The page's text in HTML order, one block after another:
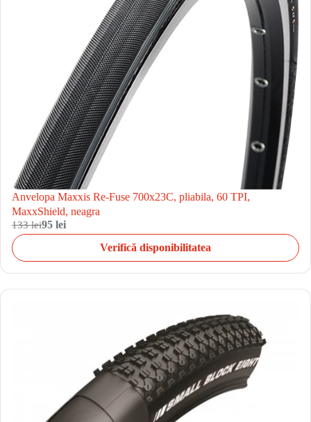
Anvelopa Maxxis Re-Fuse 700x23C, pliabila, 60 TPI,
MaxxShield, neagra
133 lei95 lei
Verifică disponibilitatea